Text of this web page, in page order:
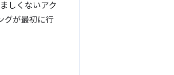
しくないアク
グが最初に行